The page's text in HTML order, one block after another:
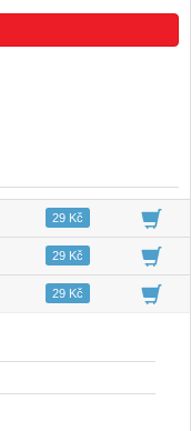
04:0929 Kč
04:0529 Kč
04:0229 Kč